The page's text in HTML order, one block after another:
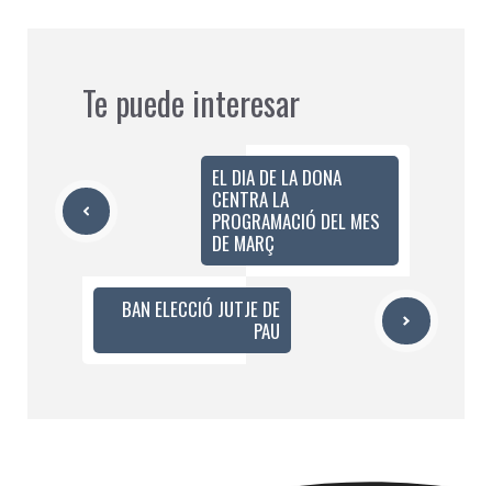
Te puede interesar
EL DIA DE LA DONA
CENTRA LA
PROGRAMACIÓ DEL MES
DE MARÇ
BAN ELECCIÓ JUTJE DE
PAU